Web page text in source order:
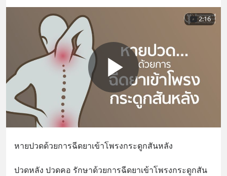
2:16
หายปวดด้วยการฉีดยาเข้าโพรงกระดูกสันหลัง
ปวดหลัง ปวดคอ รักษาด้วยการฉีดยาเข้าโพรงกระดูกสัน